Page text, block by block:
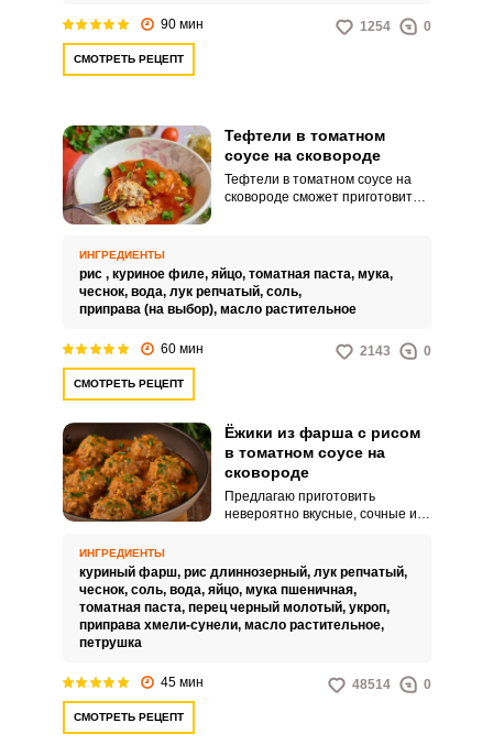
90 мин 1254 0
СМОТРЕТЬ РЕЦЕПТ
Тефтели в томатном
соусе на сковороде
Тефтели в томатном соусе на
сковороде сможет приготовить
ИНГРЕДИЕНТЫ
рис , куриное филе, яйцо, томатная паста, мука,
чеснок, вода, лук репчатый, соль,
приправа (на выбор), масло растительное
60 мин 2143 0
СМОТРЕТЬ РЕЦЕПТ
Ёжики из фарша с рисом
в томатном соусе на
сковороде
Предлагаю приготовить
невероятно вкусные, сочные и
сковороде. Сытное блюдо
замечательно подойдет для
обеда, ужина и даже семейного
застолья.
ИНГРЕДИЕНТЫ
куриный фарш, рис длиннозерный, лук репчатый,
чеснок, соль, вода, яйцо, мука пшеничная,
томатная паста, перец черный молотый, укроп,
приправа хмели-сунели, масло растительное,
петрушка
45 мин 48514 0
СМОТРЕТЬ РЕЦЕПТ